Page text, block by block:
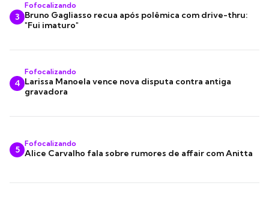
3
Fofocalizando
Bruno Gagliasso recua após polêmica com drive-thru:
"Fui imaturo"
4
Fofocalizando
Larissa Manoela vence nova disputa contra antiga
gravadora
5
Fofocalizando
Alice Carvalho fala sobre rumores de affair com Anitta